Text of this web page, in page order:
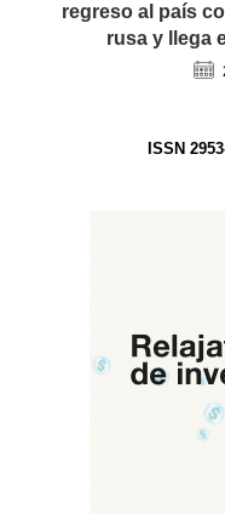
regreso al país
rusa y llega
ISSN 2953-